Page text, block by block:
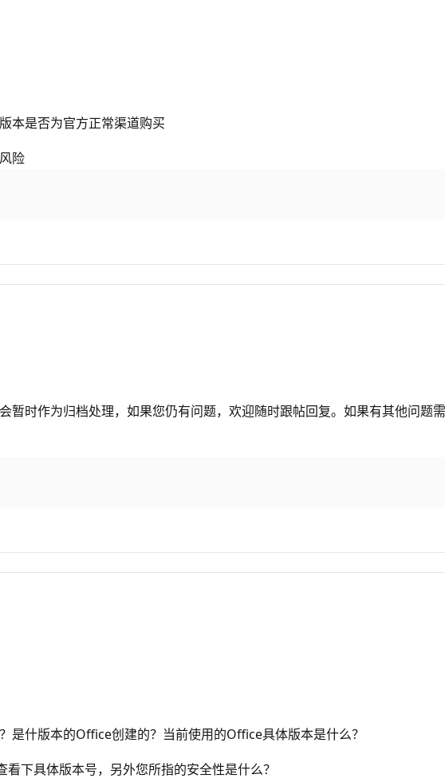
本是否为官方正常渠道购买
险
暂时作为归档处理，如果您仍有问题，欢迎随时跟帖回复。如果有其他问题
是什版本的Office创建的？当前使用的Office具体版本是什么？
看下具体版本号，另外您所指的安全性是什么？